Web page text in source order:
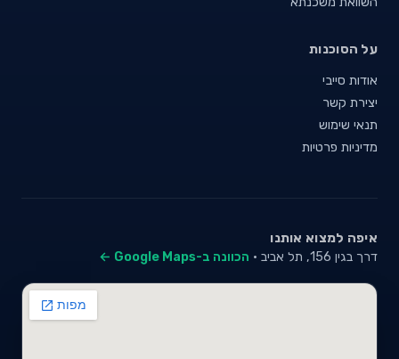
על הסוכנות
אודות סייבי
יצירת קשר
תנאי שימוש
מדיניות פרטיות
איפה למצוא אותנו
דרך בגין 156, תל אביב · הכוונה ב-Google Maps ←